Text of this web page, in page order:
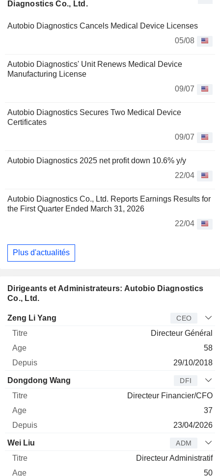
Diagnostics Co., Ltd.
Autobio Diagnostics Cancels Medical Device Licenses
05/08
Autobio Diagnostics' Unit Renews Medical Device
Manufacturing License
09/07
Autobio Diagnostics Secures Two Medical Device
Certificates
09/07
Autobio Diagnostics 2025 net profit down 10.6% y/y
22/04
Autobio Diagnostics Co., Ltd. Reports Earnings Results for
the First Quarter Ended March 31, 2026
22/04
Plus d'actualités
Dirigeants et Administrateurs: Autobio Diagnostics
Co., Ltd.
Dirigeant Titre
Zeng Li Yang CEO
Directeur Général
58
29/10/2018
Dongdong Wang DFI
Directeur Financier/CFO
37
23/04/2026
Wei Liu ADM
Directeur Administratif
50